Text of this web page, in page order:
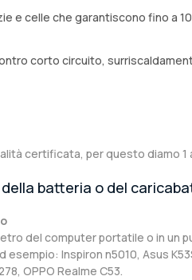
e celle che garantiscono fino a
corto circuito,
certificata, per questo diamo 1
batteria o del
del computer portatile o in un
esempio: Inspiron n5010, Asus
OPPO Realme C53.